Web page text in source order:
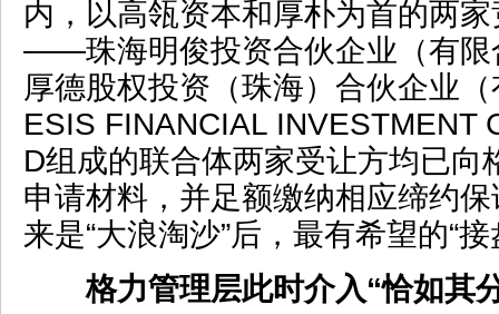
内，以高瓴资本和厚朴为首的两
——珠海明俊投资合伙企业（有限
厚德股权投资（珠海）合伙企业
ESIS FINANCIAL INVESTMENT
D组成的联合体两家受让方均已向
申请材料，并足额缴纳相应缔约
来是“大浪淘沙”后，最有希望的“接
格力管理层此时介入“恰如其